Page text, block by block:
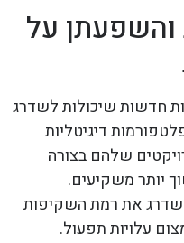
והשפעתן על
חדשות שיכולות לשדרג
דיגיטליות
שלהם בצורה
יותר משקיעים.
לשדרג את רמת השקיפות
עלויות תפעול.